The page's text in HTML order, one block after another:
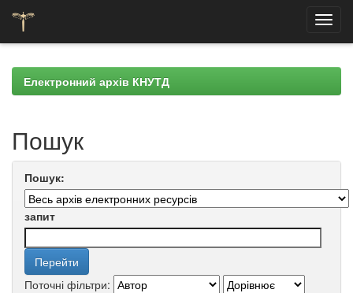
navigationЕлектронний архів КНУТД
Пошук
Пошук:
запит
Поточні фільтри: